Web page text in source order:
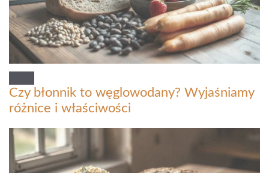
Czy błonnik to węglowodany? Wyjaśniamy
różnice i właściwości